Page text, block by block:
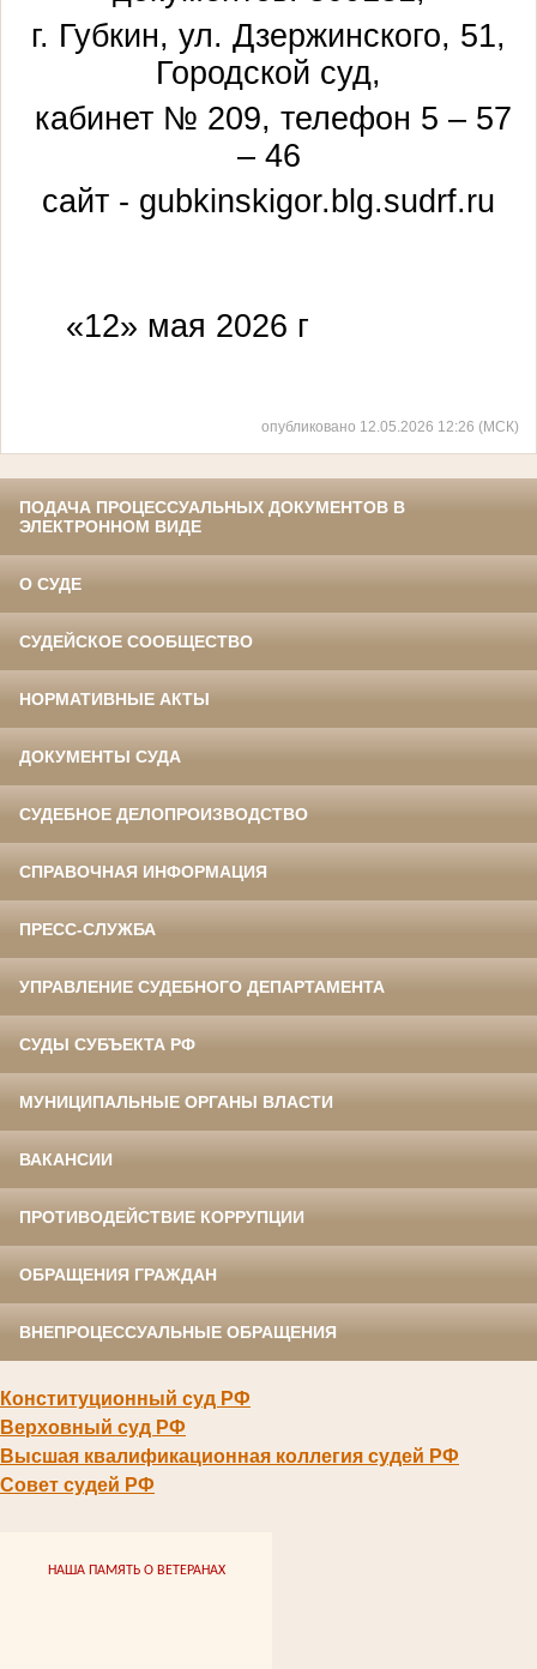
г. Губкин, ул. Дзержинского, 51,
Городской суд,
кабинет № 209, телефон 5 – 57
– 46
сайт - gubkinskigor.blg.sudrf.ru
«12» мая 2026 г
опубликовано 12.05.2026 12:26 (МСК)
ПОДАЧА ПРОЦЕССУАЛЬНЫХ ДОКУМЕНТОВ В
ЭЛЕКТРОННОМ ВИДЕ
О СУДЕ
СУДЕЙСКОЕ СООБЩЕСТВО
НОРМАТИВНЫЕ АКТЫ
ДОКУМЕНТЫ СУДА
СУДЕБНОЕ ДЕЛОПРОИЗВОДСТВО
СПРАВОЧНАЯ ИНФОРМАЦИЯ
ПРЕСС-СЛУЖБА
УПРАВЛЕНИЕ СУДЕБНОГО ДЕПАРТАМЕНТА
СУДЫ СУБЪЕКТА РФ
МУНИЦИПАЛЬНЫЕ ОРГАНЫ ВЛАСТИ
ВАКАНСИИ
ПРОТИВОДЕЙСТВИЕ КОРРУПЦИИ
ОБРАЩЕНИЯ ГРАЖДАН
ВНЕПРОЦЕССУАЛЬНЫЕ ОБРАЩЕНИЯ
Конституционный суд РФ
Верховный суд РФ
Высшая квалификационная коллегия судей РФ
Совет судей РФ
НАША ПАМЯТЬ О ВЕТЕРАНАХ